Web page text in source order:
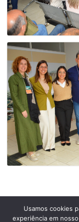
Prefeitura Municipal de
Usamos cookies
experiência em